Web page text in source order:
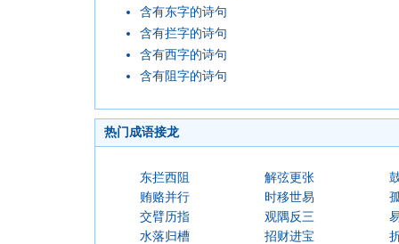
含有东字的诗句
含有拦字的诗句
含有西字的诗句
含有阻字的诗句
热门成语接龙
东拦西阻 解弦更张
贿赂并行
时移世易
交臂历指
观隅反三
水落归槽
招财进宝